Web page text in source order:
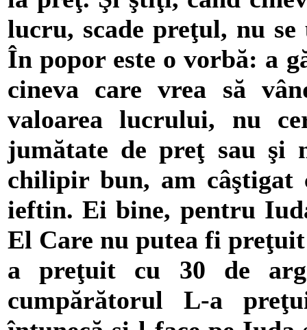
lucru, scade preţul, nu
În popor este o vorbă: a
cineva care vrea să
valoarea lucrului, nu
jumătate de preţ sau şi
chilipir bun, am câştigat
ieftin. Ei bine, pentru
El Care nu putea fi
a preţuit cu 30 de
cumpărătorul L-a